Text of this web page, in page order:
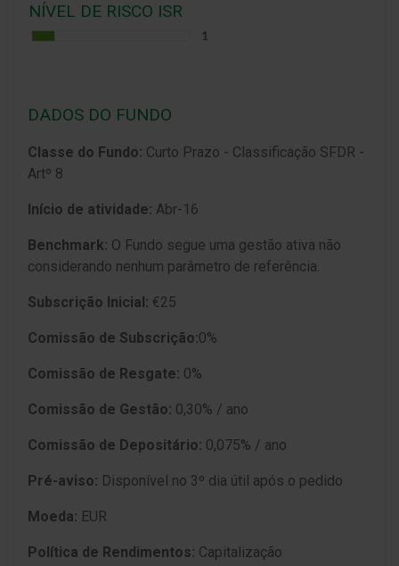
NÍVEL DE RISCO ISR
DADOS DO FUNDO
Classe do Fundo: Curto Prazo - Classificação SFDR -
Artº 8
Início de atividade: Abr-16
Benchmark: O Fundo segue uma gestão ativa não
considerando nenhum parâmetro de referência.
Subscrição Inicial: €25
Comissão de Subscrição:0%
Comissão de Resgate: 0%
Comissão de Gestão: 0,30% / ano
Comissão de Depositário: 0,075% / ano
Pré-aviso: Disponí­vel no 3º dia útil após o pedido
Moeda: EUR
Política de Rendimentos: Capitalização